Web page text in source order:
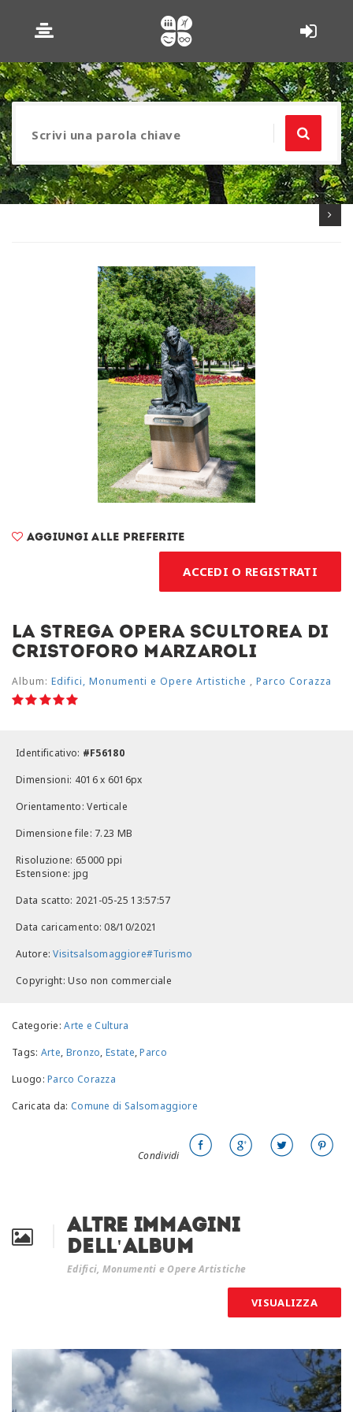
Aggiungi alle preferite
ACCEDI O REGISTRATI
La Strega opera scultorea di
Cristoforo Marzaroli
Album: Edifici, Monumenti e Opere Artistiche , Parco Corazza
Identificativo: #F56180
Dimensioni: 4016 x 6016px
Orientamento: Verticale
Dimensione file: 7.23 MB
Risoluzione: 65000 ppi
Estensione: jpg
Data scatto: 2021-05-25 13:57:57
Data caricamento: 08/10/2021
Autore:Visitsalsomaggiore#Turismo
Copyright: Uso non commerciale
Categorie:Arte e Cultura
Tags: Arte, Bronzo,Estate,Parco
Luogo:Parco Corazza
Caricata da: Comune di Salsomaggiore
Condividi
Altre immagini
dell'album
Edifici, Monumenti e Opere Artistiche
VISUALIZZA